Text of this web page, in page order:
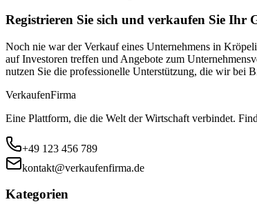
Registrieren Sie sich und verkaufen Sie Ihr
Noch nie war der Verkauf eines Unternehmens in
auf Investoren treffen und Angebote zum
nutzen Sie die professionelle Unterstützung, die wir bei
VerkaufenFirma
Eine Plattform, die die Welt der Wirtschaft verbindet.
+49 123 456 789
kontakt@verkaufenfirma.de
Kategorien